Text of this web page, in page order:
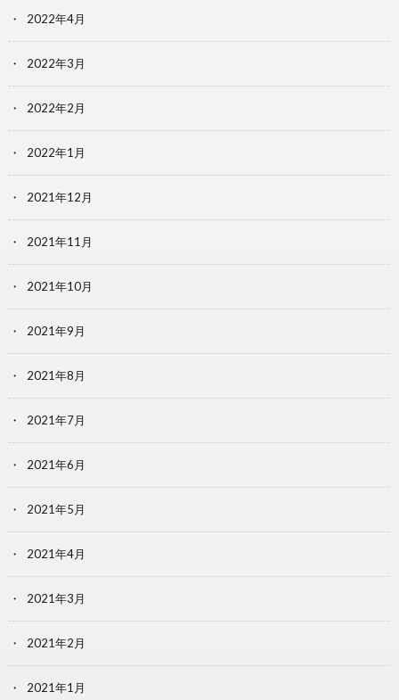
2022年4月
2022年3月
2022年2月
2022年1月
2021年12月
2021年11月
2021年10月
2021年9月
2021年8月
2021年7月
2021年6月
2021年5月
2021年4月
2021年3月
2021年2月
2021年1月